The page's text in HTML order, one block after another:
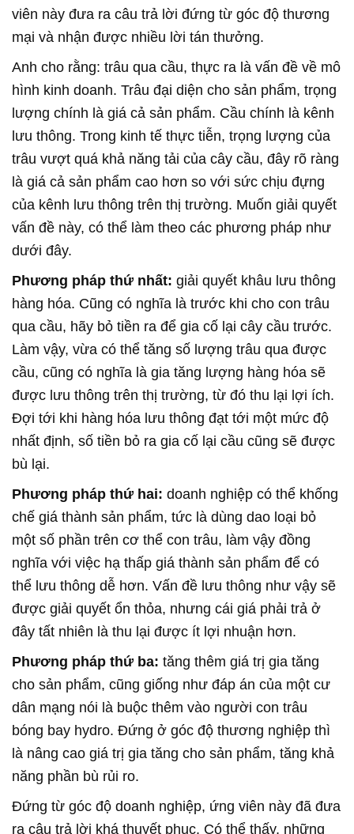
viên này đưa ra câu trả lời đứng từ góc độ thương
mại và nhận được nhiều lời tán thưởng.
Anh cho rằng: trâu qua cầu, thực ra là vấn đề về mô
hình kinh doanh. Trâu đại diện cho sản phẩm, trọng
lượng chính là giá cả sản phẩm. Cầu chính là kênh
lưu thông. Trong kinh tế thực tiễn, trọng lượng của
trâu vượt quá khả năng tải của cây cầu, đây rõ ràng
là giá cả sản phẩm cao hơn so với sức chịu đựng
của kênh lưu thông trên thị trường. Muốn giải quyết
vấn đề này, có thể làm theo các phương pháp như
dưới đây.
Phương pháp thứ nhất: giải quyết khâu lưu thông
hàng hóa. Cũng có nghĩa là trước khi cho con trâu
qua cầu, hãy bỏ tiền ra để gia cố lại cây cầu trước.
Làm vậy, vừa có thể tăng số lượng trâu qua được
cầu, cũng có nghĩa là gia tăng lượng hàng hóa sẽ
được lưu thông trên thị trường, từ đó thu lại lợi ích.
Đợi tới khi hàng hóa lưu thông đạt tới một mức độ
nhất định, số tiền bỏ ra gia cố lại cầu cũng sẽ được
bù lại.
Phương pháp thứ hai: doanh nghiệp có thể khống
chế giá thành sản phẩm, tức là dùng dao loại bỏ
một số phần trên cơ thể con trâu, làm vậy đồng
nghĩa với việc hạ thấp giá thành sản phẩm để có
thể lưu thông dễ hơn. Vấn đề lưu thông như vậy sẽ
được giải quyết ổn thỏa, nhưng cái giá phải trả ở
đây tất nhiên là thu lại được ít lợi nhuận hơn.
Phương pháp thứ ba: tăng thêm giá trị gia tăng
cho sản phẩm, cũng giống như đáp án của một cư
dân mạng nói là buộc thêm vào người con trâu
bóng bay hydro. Đứng ở góc độ thương nghiệp thì
là nâng cao giá trị gia tăng cho sản phẩm, tăng khả
năng phần bù rủi ro.
Đứng từ góc độ doanh nghiệp, ứng viên này đã đưa
ra câu trả lời khá thuyết phục. Có thể thấy, những